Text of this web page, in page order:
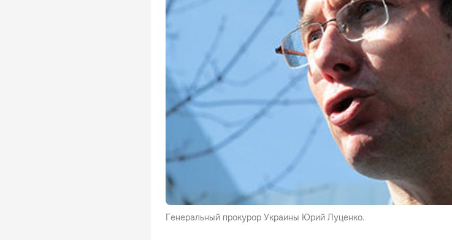
Генеральный прокурор Украины Юрий Луценко.